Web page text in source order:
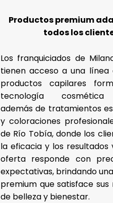
Productos premium
todos los
Los franquiciados de
tienen acceso a una línea
productos capilares
tecnología cosmética
además de tratamientos
y coloraciones
de Río Tobía, donde los
la eficacia y los resultados
oferta responde con
expectativas, brindando
premium que satisface sus
de belleza y bienestar.